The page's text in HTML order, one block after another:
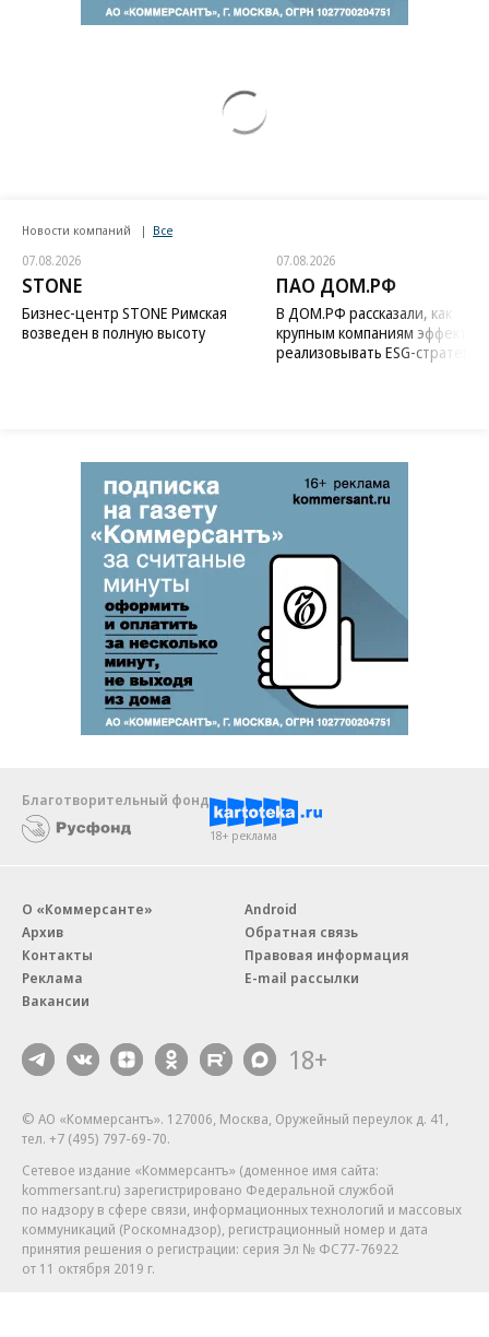
Новости компаний Все
07.08.2026
STONE
Бизнес-центр STONE Римская
возведен в полную высоту
07.08.2026
ПАО ДОМ.РФ
В ДОМ.РФ рассказали, как
крупным компаниям
реализовывать ESG-стратегию
Благотворительный фонд
18+ реклама
О «Коммерсанте»
Архив
Контакты
Реклама
Вакансии
Android
Обратная связь
Правовая информация
E-mail рассылки
18+
© АО «Коммерсантъ». 127006, Москва, Оружейный переулок д. 41,
тел. +7 (495) 797-69-70.
Сетевое издание «Коммерсантъ» (доменное имя сайта:
kommersant.ru) зарегистрировано Федеральной службой
по надзору в сфере связи, информационных технологий и массовых
коммуникаций (Роскомнадзор), регистрационный номер и дата
принятия решения о регистрации: серия Эл № ФС77-76922
от 11 октября 2019 г.